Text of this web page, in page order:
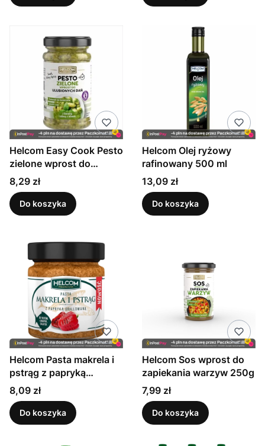
Helcom Easy Cook Pesto
zielone wprost do
ulubionych dań z bazylią
i oliwą z oliwek 210 g
Cena
8,29 zł
Do koszyka
Helcom Olej ryżowy
rafinowany 500 ml
Cena
13,09 zł
Do koszyka
Helcom Pasta makrela i
pstrąg z papryką
grillowaną 225 ml
Cena
8,09 zł
Do koszyka
Helcom Sos wprost do
zapiekania warzyw 250g
Cena
7,99 zł
Do koszyka